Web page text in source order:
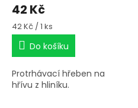
42 Kč
Měrná
cena:
42 Kč / 1 ks
Do košíku
Protrhávací hřeben na
hřívu z hliníku.